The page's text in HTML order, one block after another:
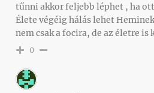
tűnni akkor feljebb léphet , ha
Élete végéig hálás lehet
nem csak a focira, de az életre is
0